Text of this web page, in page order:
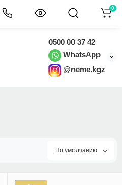
0500 00 37 42
WhatsApp
@neme.kgz
0
По умолчанию